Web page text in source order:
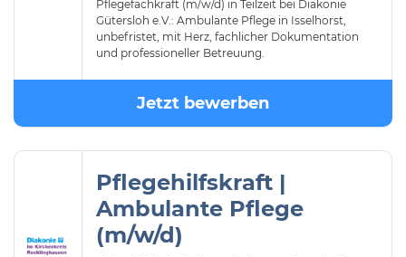
Pflegefachkraft (m/w/d) in Teilzeit bei Diakonie
Gütersloh e.V.: Ambulante Pflege in Isselhorst,
unbefristet, mit Herz, fachlicher Dokumentation
und professioneller Betreuung.
Jetzt bewerben
Pflegehilfskraft |
Ambulante Pflege
(m/w/d)